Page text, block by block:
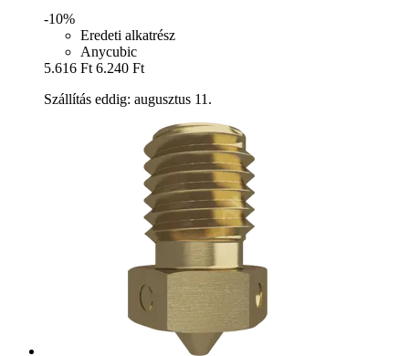
-10%
Eredeti alkatrész
Anycubic
5.616 Ft 6.240 Ft
Szállítás eddig: augusztus 11.